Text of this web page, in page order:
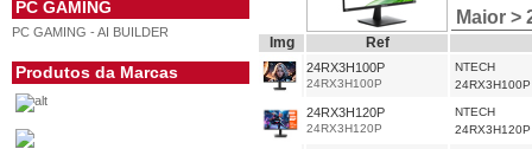
PC GAMING
PC GAMING - AI BUILDER
Produtos da Marcas
Maior >
Img Ref
24RX3H100P
24RX3H100P
NTECH
24RX3H100P
24RX3H120P
24RX3H120P
NTECH
24RX3H120P